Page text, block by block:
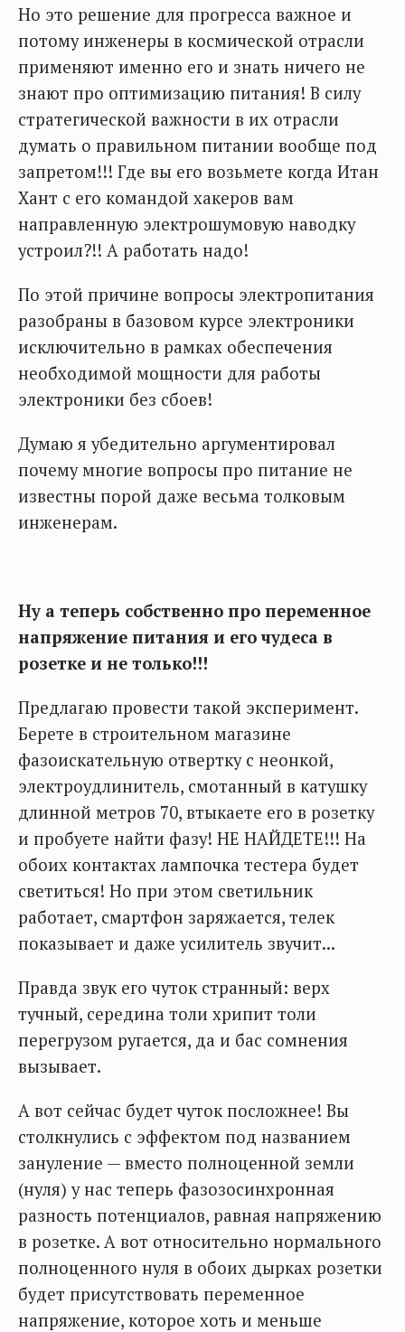
Но это решение для прогресса важное и
потому инженеры в космической отрасли
применяют именно его и знать ничего не
знают про оптимизацию питания! В силу
стратегической важности в их отрасли
думать о правильном питании вообще под
запретом!!! Где вы его возьмете когда Итан
Хант с его командой хакеров вам
направленную электрошумовую наводку
устроил?!! А работать надо!
По этой причине вопросы электропитания
разобраны в базовом курсе электроники
исключительно в рамках обеспечения
необходимой мощности для работы
электроники без сбоев!
Думаю я убедительно аргументировал
почему многие вопросы про питание не
известны порой даже весьма толковым
инженерам.
Ну а теперь собственно про переменное
напряжение питания и его чудеса в
розетке и не только!!!
Предлагаю провести такой эксперимент.
Берете в строительном магазине
фазоискательную отвертку с неонкой,
электроудлинитель, смотанный в катушку
длинной метров 70, втыкаете его в розетку
и пробуете найти фазу! НЕ НАЙДЕТЕ!!! На
обоих контактах лампочка тестера будет
светиться! Но при этом светильник
работает, смартфон заряжается, телек
показывает и даже усилитель звучит...
Правда звук его чуток странный: верх
тучный, середина толи хрипит толи
перегрузом ругается, да и бас сомнения
вызывает.
А вот сейчас будет чуток посложнее! Вы
столкнулись с эффектом под названием
зануление — вместо полноценной земли
(нуля) у нас теперь фазозосинхронная
разность потенциалов, равная напряжению
в розетке. А вот относительно нормального
полноценного нуля в обоих дырках розетки
будет присутствовать переменное
напряжение, которое хоть и меньше